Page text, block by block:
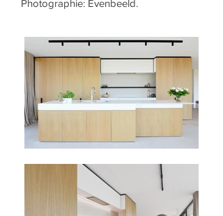
Photographie: Evenbeeld.